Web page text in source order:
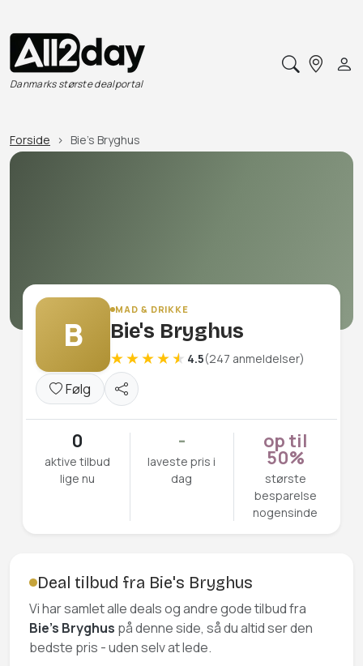
Danmarks største dealportal
Forside Bie's Bryghus
B
MAD & DRIKKE
Bie's Bryghus
4.5(247 anmeldelser)
Følg
0
aktive tilbud
lige nu
-
laveste pris i
dag
op til
50%
største
besparelse
nogensinde
Deal tilbud fra Bie's Bryghus
Vi har samlet alle deals og andre gode tilbud fra
Bie's Bryghus på denne side, så du altid ser den
bedste pris - uden selv at lede.